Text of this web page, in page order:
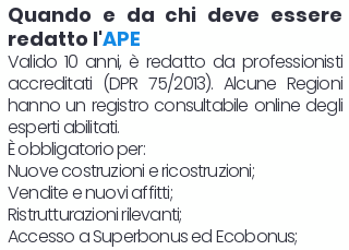
Quando e da chi deve essere
redatto l'APE
Valido 10 anni, è redatto da professionisti
accreditati (DPR 75/2013). Alcune Regioni
hanno un registro consultabile online degli
esperti abilitati.
È obbligatorio per:
Nuove costruzioni e ricostruzioni;
Vendite e nuovi affitti;
Ristrutturazioni rilevanti;
Accesso a Superbonus ed Ecobonus;